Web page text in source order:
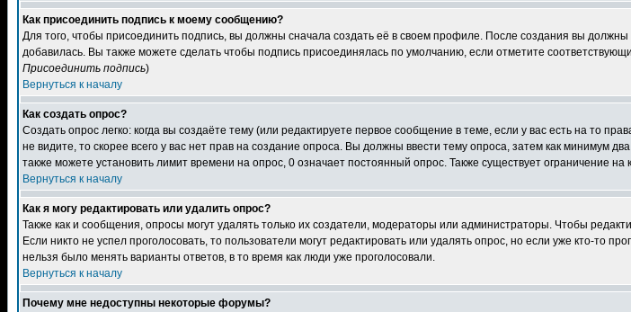
Как присоединить подпись к моему сообщению?
Для того, чтобы присоединить подпись, вы должны сначала создать её в своем профиле. После создания вы должны
добавилась. Вы также можете сделать чтобы подпись присоединялась по умолчанию, если отметите
Присоединить подпись)
Вернуться к началу
Как создать опрос?
Создать опрос легко: когда вы создаёте тему (или редактируете первое сообщение в теме, если у вас есть на то
не видите, то скорее всего у вас нет прав на создание опроса. Вы должны ввести тему опроса, затем как минимум
также можете установить лимит времени на опрос, 0 означает постоянный опрос. Также существует ограничение
Вернуться к началу
Как я могу редактировать или удалить опрос?
Также как и сообщения, опросы могут удалять только их создатели, модераторы или администраторы. Чтобы
Если никто не успел проголосовать, то пользователи могут редактировать или удалять опрос, но если уже кто-то
нельзя было менять варианты ответов, в то время как люди уже проголосовали.
Вернуться к началу
Почему мне недоступны некоторые форумы?